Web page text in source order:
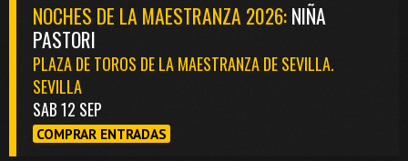
NOCHES DE LA MAESTRANZA 2026:NIÑA
PASTORI
PLAZA DE TOROS DE LA MAESTRANZA DE SEVILLA.
SEVILLA
SAB 12 SEP
COMPRAR ENTRADAS